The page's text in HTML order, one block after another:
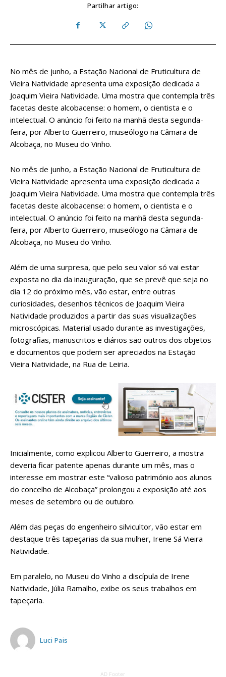
Partilhar artigo:
No mês de junho, a Estação Nacional de Fruticultura de
Vieira Natividade apresenta uma exposição dedicada a
Joaquim Vieira Natividade. Uma mostra que contempla três
facetas deste alcobacense: o homem, o cientista e o
intelectual. O anúncio foi feito na manhã desta segunda-
feira, por Alberto Guerreiro, museólogo na Câmara de
Alcobaça, no Museu do Vinho.
No mês de junho, a Estação Nacional de Fruticultura de
Vieira Natividade apresenta uma exposição dedicada a
Joaquim Vieira Natividade. Uma mostra que contempla três
facetas deste alcobacense: o homem, o cientista e o
intelectual. O anúncio foi feito na manhã desta segunda-
feira, por Alberto Guerreiro, museólogo na Câmara de
Alcobaça, no Museu do Vinho.
Além de uma surpresa, que pelo seu valor só vai estar
exposta no dia da inauguração, que se prevê que seja no
dia 12 do próximo mês, vão estar, entre outras
curiosidades, desenhos técnicos de Joaquim Vieira
Natividade produzidos a partir das suas visualizações
microscópicas. Material usado durante as investigações,
fotografias, manuscritos e diários são outros dos objetos
e documentos que podem ser apreciados na Estação
Vieira Natividade, na Rua de Leiria.
Inicialmente, como explicou Alberto Guerreiro, a mostra
deveria ficar patente apenas durante um mês, mas o
interesse em mostrar este “valioso património aos alunos
do concelho de Alcobaça” prolongou a exposição até aos
meses de setembro ou de outubro.
Além das peças do engenheiro silvicultor, vão estar em
destaque três tapeçarias da sua mulher, Irene Sá Vieira
Natividade.
Em paralelo, no Museu do Vinho a discípula de Irene
Natividade, Júlia Ramalho, exibe os seus trabalhos em
tapeçaria.
Luci Pais
AD Footer